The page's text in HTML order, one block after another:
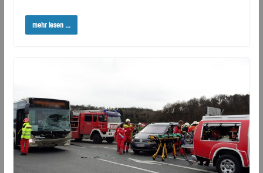
mehr lesen ...